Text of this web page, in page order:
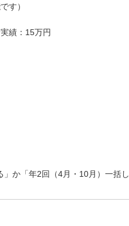
す）
績：15万円
」か「年2回（4月・10月）一括し